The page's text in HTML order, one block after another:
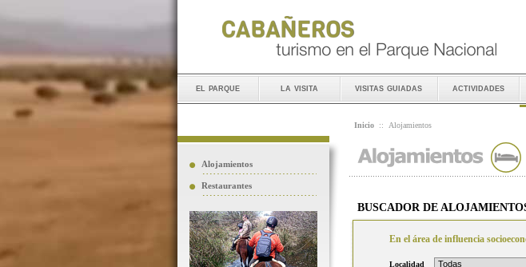
el parque la visita visitas guiadas actividades
Alojamientos
Restaurantes
Inicio :: Alojamientos
BUSCADOR DE
En el área de influencia
Localidad